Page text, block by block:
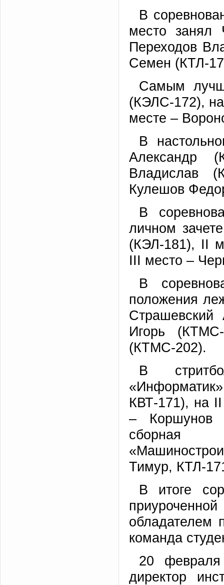
В
место
Переходов
Семен (КТЛ-
Самым
(КЭЛС-172),
месте –
В
Александр
Владислав
Кулешов
В
личном
(КЭЛ-181), II
III место –
В
положения
Игорь
(КТМС-202).
В
КВТ-171), на
– Коршунов
сборная
Тимур, КТЛ-
В итоге
обладателем
команда
20 февраля
директор